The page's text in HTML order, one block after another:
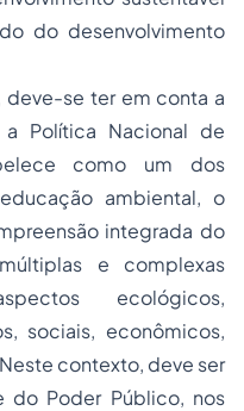
do desenvolvimento
deve-se ter em conta a
Política Nacional de
como um dos
ambiental, o
integrada do
e complexas
ecológicos,
sociais, econômicos,
contexto, deve ser
do Poder Público, nos